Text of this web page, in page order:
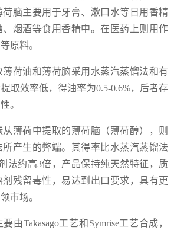
脑主要用于牙膏、漱口水等日用香精
烟酒等食用香精中。在医药上则用作
原料。
荷油和薄荷脑采用水蒸汽蒸馏法和有
取效率低，得油率为0.5-0.6%，后者存
。
薄荷中提取的薄荷脑（薄荷醇），则
产生的弊端。其得率比水蒸汽蒸馏法
法约高3倍，产品保持纯天然特征，质
残留毒性，易达到出口要求，具有更
市场。
由Takasago工艺和Symrise工艺合成，